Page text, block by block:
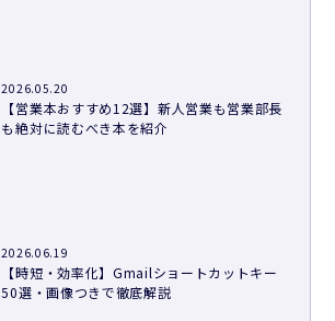
2026.05.20
【営業本おすすめ12選】新人営業も営業部長
も絶対に読むべき本を紹介
2026.06.19
【時短・効率化】Gmailショートカットキー
50選・画像つきで徹底解説